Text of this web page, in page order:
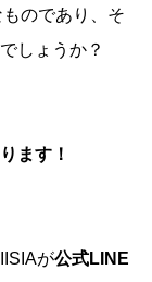
のであり、そ
しょうか？
ます！
が公式LINE